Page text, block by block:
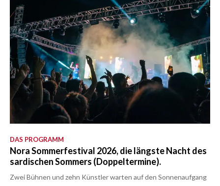
DAS PROGRAMM
Nora Sommerfestival 2026, die längste Nacht des
sardischen Sommers (Doppeltermine).
Zwei Bühnen und zehn Künstler warten auf den Sonnenaufgang